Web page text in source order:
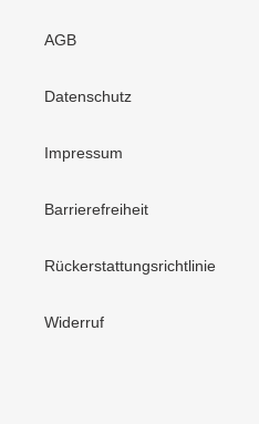
AGB
Datenschutz
Impressum
Barrierefreiheit
Rückerstattungsrichtlinie
Widerruf